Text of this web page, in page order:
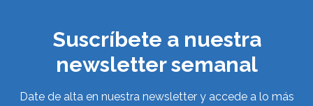
Suscríbete a nuestra
newsletter semanal
Date de alta en nuestra newsletter y accede a lo más